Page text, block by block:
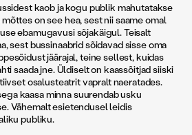
kaob ja kogu publik mahutatakse
on see hea, sest nii saame omal
ebamugavusi sõjakäigul. Teisalt
sest bussinaabrid sõidavad sisse oma
jäärajal, teine sellest, kuidas
saada jne. Üldiselt on kaassõitjad siiski
osalusteatrit vapralt naeratades.
kaasa minna suurendab usku
Vähemalt esietendusel leidis
publiku.